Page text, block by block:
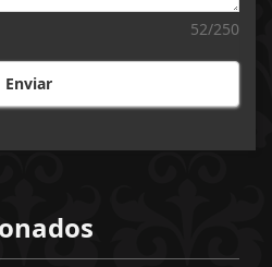
52/250